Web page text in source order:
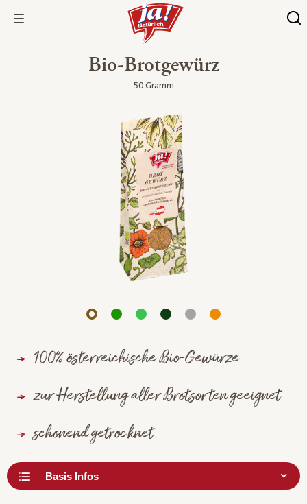
Bio-Brotgewürz
50 Gramm
100% österreichische Bio-Gewürze
zur Herstellung aller Brotsorten geeignet
schonend getrocknet